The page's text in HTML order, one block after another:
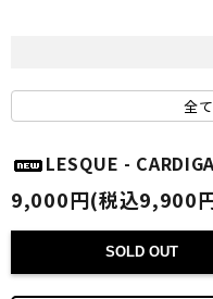
全
LESQUE -
9,000円(税込9,900
SOLD OUT